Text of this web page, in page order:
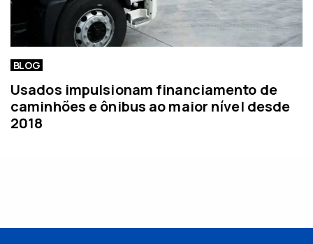
BLOG
Usados impulsionam financiamento de
caminhões e ônibus ao maior nível desde
2018